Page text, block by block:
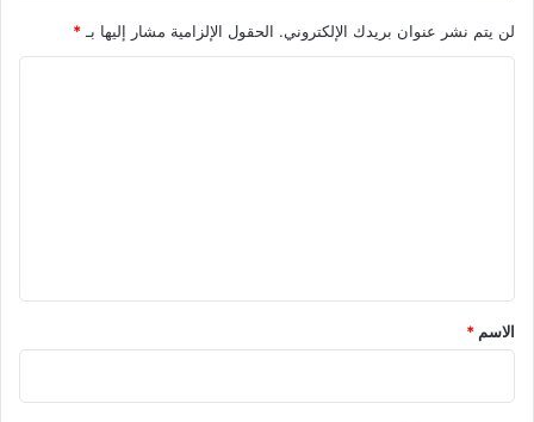
لن يتم نشر عنوان بريدك الإلكتروني. الحقول الإلزامية مشار إليها بـ *
*
الاسم *